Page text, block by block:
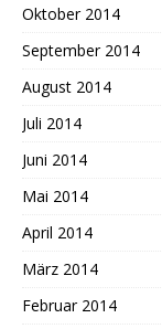
Oktober 2014
September 2014
August 2014
Juli 2014
Juni 2014
Mai 2014
April 2014
März 2014
Februar 2014